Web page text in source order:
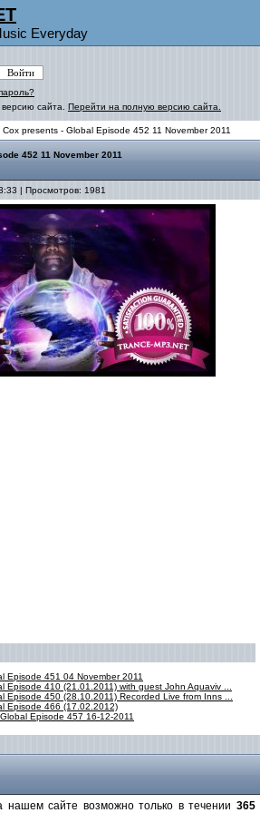
Everyday
сайта. Перейти на полную версию сайта.
Cox presents - Global Episode 452 11 November 2011
452 11 November 2011
| Просмотров: 1981
Episode 451 04 November 2011
Episode 410 (21.01.2011) with guest John Aquaviv ...
Episode 450 (28.10.2011) Recorded Live from Inns ...
Episode 466 (17.02.2012)
Episode 457 16-12-2011
нашем сайте возможно только в течении 365